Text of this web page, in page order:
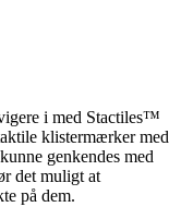
i med Stactiles™
klistermærker med
genkendes med
det muligt at
på dem.